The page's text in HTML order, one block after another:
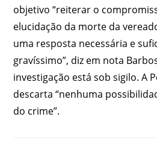
objetivo “reiterar o
elucidação da morte da
uma resposta necessária e
gravíssimo”, diz em nota
investigação está sob sigilo. A
descarta “nenhuma
do crime”.